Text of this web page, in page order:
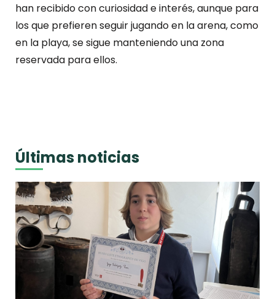
han recibido con curiosidad e interés, aunque para
los que prefieren seguir jugando en la arena, como
en la playa, se sigue manteniendo una zona
reservada para ellos.
Últimas noticias